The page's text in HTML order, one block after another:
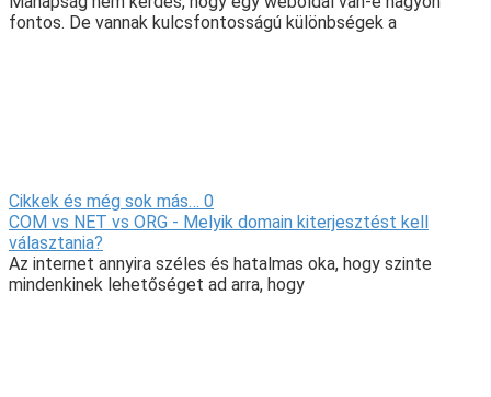
fontos. De vannak kulcsfontosságú különbségek a
Cikkek és még sok más… 0
COM vs NET vs ORG - Melyik domain kiterjesztést kell
választania?
Az internet annyira széles és hatalmas oka, hogy szinte
mindenkinek lehetőséget ad arra, hogy